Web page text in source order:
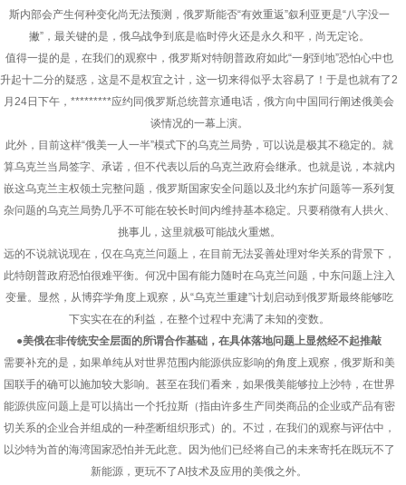
斯内部会产生何种变化尚无法预测，俄罗斯能否“有效重返”叙利亚更是“八字没一
撇”，最关键的是，俄乌战争到底是临时停火还是永久和平，尚无定论。
值得一提的是，在我们的观察中，俄罗斯对特朗普政府如此“一躬到地”恐怕心中也
升起十二分的疑惑，这是不是权宜之计，这一切来得似乎太容易了！于是也就有了2
月24日下午，*********应约同俄罗斯总统普京通电话，俄方向中国同行阐述俄美会
谈情况的一幕上演。
此外，目前这样“俄美一人一半”模式下的乌克兰局势，可以说是极其不稳定的。就
算乌克兰当局签字、承诺，但不代表以后的乌克兰政府会继承。也就是说，本就内
嵌这乌克兰主权领土完整问题，俄罗斯国家安全问题以及北约东扩问题等一系列复
杂问题的乌克兰局势几乎不可能在较长时间内维持基本稳定。只要稍微有人拱火、
挑事儿，这里就极可能战火重燃。
远的不说就说现在，仅在乌克兰问题上，在目前无法妥善处理对华关系的背景下，
此特朗普政府恐怕很难平衡。何况中国有能力随时在乌克兰问题，中东问题上注入
变量。显然，从博弈学角度上观察，从“乌克兰重建”计划启动到俄罗斯最终能够吃
下实实在在的利益，在整个过程中充满了未知的变数。
●美俄在非传统安全层面的所谓合作基础，在具体落地问题上显然经不起推敲
需要补充的是，如果单纯从对世界范围内能源供应影响的角度上观察，俄罗斯和美
国联手的确可以施加较大影响。甚至在我们看来，如果俄美能够拉上沙特，在世界
能源供应问题上是可以搞出一个托拉斯（指由许多生产同类商品的企业或产品有密
切关系的企业合并组成的一种垄断组织形式）的。不过，在我们的观察与评估中，
以沙特为首的海湾国家恐怕并无此意。因为他们已经将自己的未来寄托在既玩不了
新能源，更玩不了AI技术及应用的美俄之外。